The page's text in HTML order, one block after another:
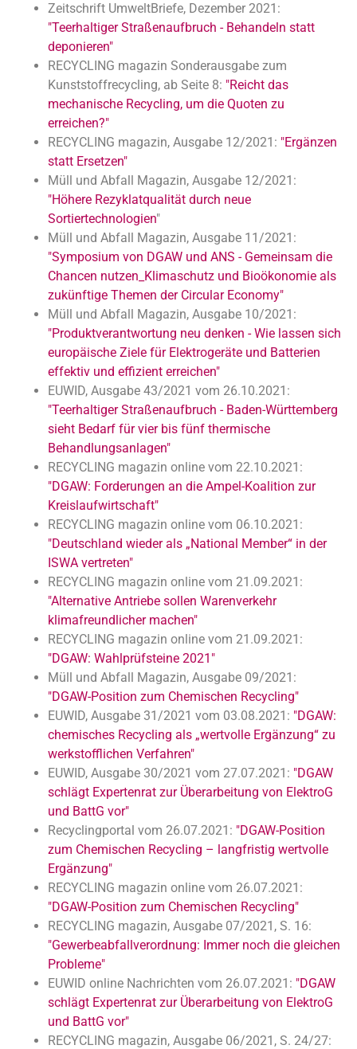
Zeitschrift UmweltBriefe, Dezember 2021:
"Teerhaltiger Straßenaufbruch - Behandeln statt
deponieren"
RECYCLING magazin Sonderausgabe zum
Kunststoffrecycling, ab Seite 8: "Reicht das
mechanische Recycling, um die Quoten zu
erreichen?"
RECYCLING magazin, Ausgabe 12/2021: "Ergänzen
statt Ersetzen"
Müll und Abfall Magazin, Ausgabe 12/2021:
"Höhere Rezyklatqualität durch neue
Sortiertechnologien"
Müll und Abfall Magazin, Ausgabe 11/2021:
"Symposium von DGAW und ANS - Gemeinsam die
Chancen nutzen_Klimaschutz und Bioökonomie als
zukünftige Themen der Circular Economy"
Müll und Abfall Magazin, Ausgabe 10/2021:
"Produktverantwortung neu denken - Wie lassen sich
europäische Ziele für Elektrogeräte und Batterien
effektiv und effizient erreichen"
EUWID, Ausgabe 43/2021 vom 26.10.2021:
"Teerhaltiger Straßenaufbruch - Baden-Württemberg
sieht Bedarf für vier bis fünf thermische
Behandlungsanlagen"
RECYCLING magazin online vom 22.10.2021:
"DGAW: Forderungen an die Ampel-Koalition zur
Kreislaufwirtschaft"
RECYCLING magazin online vom 06.10.2021:
"Deutschland wieder als „National Member“ in der
ISWA vertreten"
RECYCLING magazin online vom 21.09.2021:
"Alternative Antriebe sollen Warenverkehr
klimafreundlicher machen"
RECYCLING magazin online vom 21.09.2021:
"DGAW: Wahlprüfsteine 2021"
Müll und Abfall Magazin, Ausgabe 09/2021:
"DGAW-Position zum Chemischen Recycling"
EUWID, Ausgabe 31/2021 vom 03.08.2021: "DGAW:
chemisches Recycling als „wertvolle Ergänzung“ zu
werkstofflichen Verfahren"
EUWID, Ausgabe 30/2021 vom 27.07.2021: "DGAW
schlägt Expertenrat zur Überarbeitung von ElektroG
und BattG vor"
Recyclingportal vom 26.07.2021: "DGAW-Position
zum Chemischen Recycling – langfristig wertvolle
Ergänzung"
RECYCLING magazin online vom 26.07.2021:
"DGAW-Position zum Chemischen Recycling"
RECYCLING magazin, Ausgabe 07/2021, S. 16:
"Gewerbeabfallverordnung: Immer noch die gleichen
Probleme"
EUWID online Nachrichten vom 26.07.2021: "DGAW
schlägt Expertenrat zur Überarbeitung von ElektroG
und BattG vor"
RECYCLING magazin, Ausgabe 06/2021, S. 24/27: